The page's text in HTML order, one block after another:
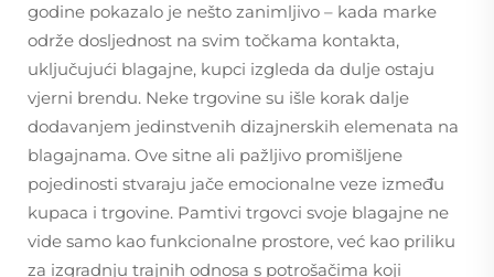
godine pokazalo je nešto zanimljivo – kada marke
održe dosljednost na svim točkama kontakta,
uključujući blagajne, kupci izgleda da dulje ostaju
vjerni brendu. Neke trgovine su išle korak dalje
dodavanjem jedinstvenih dizajnerskih elemenata na
blagajnama. Ove sitne ali pažljivo promišljene
pojedinosti stvaraju jače emocionalne veze između
kupaca i trgovine. Pamtivi trgovci svoje blagajne ne
vide samo kao funkcionalne prostore, već kao priliku
za izgradnju trajnih odnosa s potrošačima koji